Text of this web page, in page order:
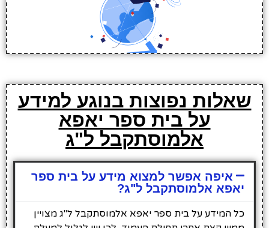
שאלות נפוצות בנוגע למידע
על בית ספר יאפא
אלמוסתקבל ל"ג
איפה אפשר למצוא מידע על בית ספר
יאפא אלמוסתקבל ל"ג?
כל המידע על בית ספר יאפא אלמוסתקבל ל"ג מצויין